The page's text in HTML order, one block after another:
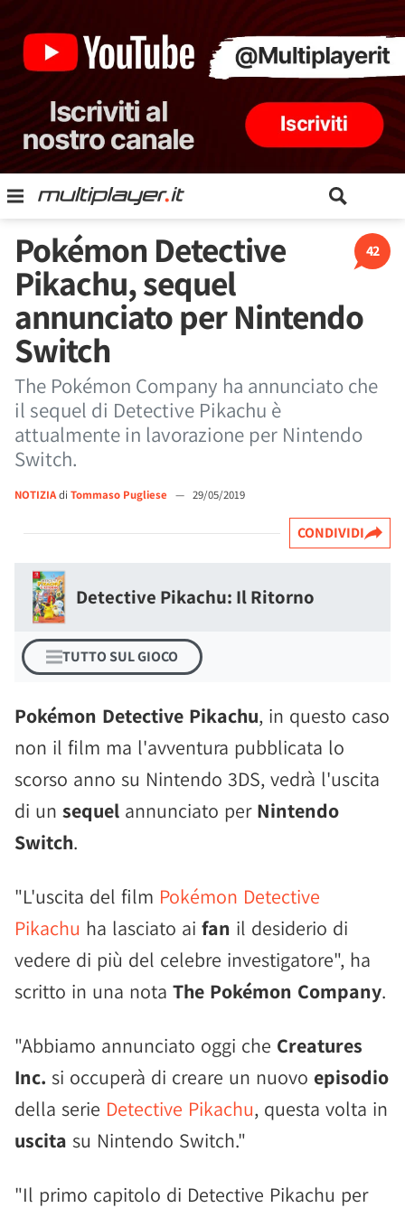
42
Pokémon Detective
Pikachu, sequel
annunciato per Nintendo
Switch
The Pokémon Company ha annunciato che
il sequel di Detective Pikachu è
attualmente in lavorazione per Nintendo
Switch.
NOTIZIAdi Tommaso Pugliese — 29/05/2019
CONDIVIDI
Detective Pikachu: Il Ritorno
TUTTO SUL GIOCO
Pokémon Detective Pikachu, in questo caso
non il film ma l'avventura pubblicata lo
scorso anno su Nintendo 3DS, vedrà l'uscita
di un sequel annunciato per Nintendo
Switch.
"L'uscita del film Pokémon Detective
Pikachu ha lasciato ai fan il desiderio di
vedere di più del celebre investigatore", ha
scritto in una nota The Pokémon Company.
"Abbiamo annunciato oggi che Creatures
Inc. si occuperà di creare un nuovo episodio
della serie Detective Pikachu, questa volta in
uscita su Nintendo Switch."
"Il primo capitolo di Detective Pikachu per